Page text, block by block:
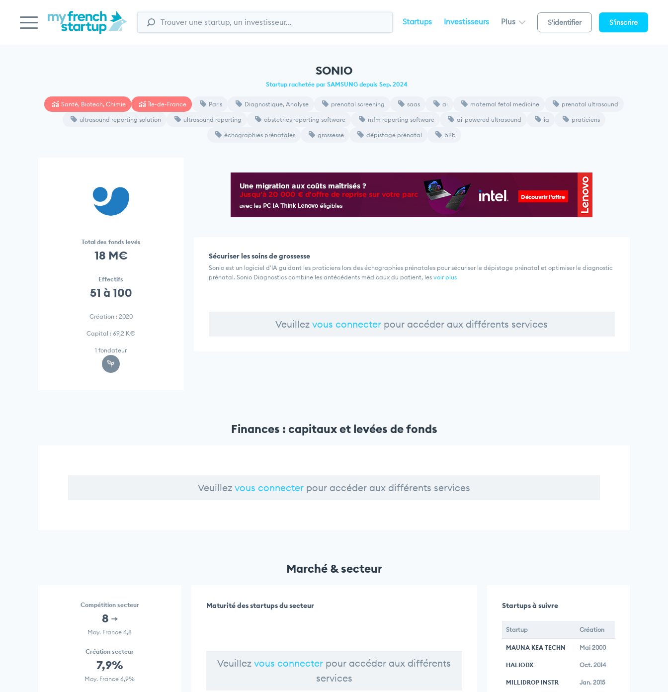
Startups Investisseurs Plus S'identifier S'inscrire
SONIO
Startup rachetée par SAMSUNG depuis Sep. 2024
Santé, Biotech, Chimie Île-de-France Paris Diagnostique, Analyse prenatal screening saas ai maternal fetal medicine prenatal ultrasound
ultrasound reporting solution ultrasound reporting obstetrics reporting software mfm reporting software ai-powered ultrasound ia praticiens
échographies prénatales grossesse dépistage prénatal b2b
Total des fonds levés
18 M€
Effectifs
51 à 100
Création : 2020
Capital : 69,2 K€
1 fondateur
Sécuriser les soins de grossesse
Sonio est un logiciel d'IA guidant les praticiens lors des échographies prénatales pour sécuriser le dépistage prénatal et optimiser le diagnostic
prénatal. Sonio Diagnostics combine les antécédents médicaux du patient, les voir plus
Veuillezvous connecter pour accéder aux différents services
Finances : capitaux et levées de fonds
Veuillez vous connecter pour accéder aux différents services
Marché & secteur
Compétition secteur
8
Moy. France 4,8
Création secteur
7,9%
Moy. France 6,9%
Maturité des startups du secteur
Veuillez vous connecter pour accéder aux différents
services
Startups à suivre
Startup Création
MAUNA KEA TECHN Mai 2000
HALIODX Oct. 2014
MILLIDROP INSTR Jan. 2015